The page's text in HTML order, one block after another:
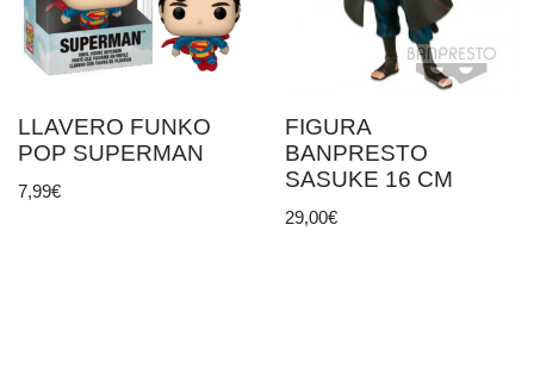
LLAVERO FUNKO
POP SUPERMAN
7,99€
FIGURA
BANPRESTO
SASUKE 16 CM
29,00€